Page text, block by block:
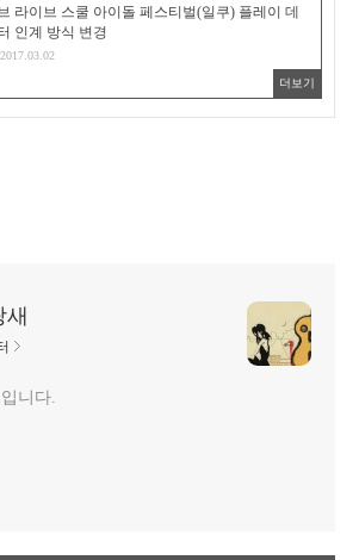
라이브 스쿨 아이돌 페스티벌(일쿠) 플레이 데
인계 방식 변경
2017.03.02
더보기
니다.